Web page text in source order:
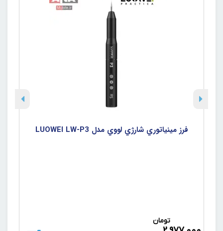
فرز مينياتوري شارژي لووي مدل LUOWEI LW-P3
تومان